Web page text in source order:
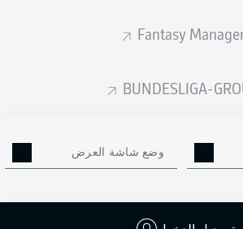
Fantasy
BUNDESLIGA-
وضع شاشة العرضFabian Bredlow